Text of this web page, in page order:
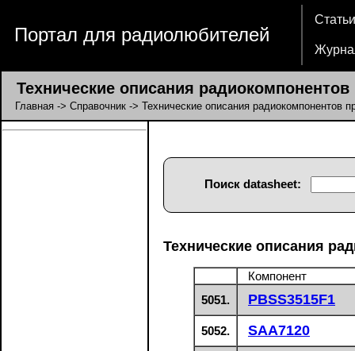
Портал для радиолюбителей
Статьи
Технические описания
Главная -> Справочник -> Технические описания радиокомпонентов
Поиск datasheet:
Технические описания
Компонент
5051.
PBSS3515F1
5052. SAA7120